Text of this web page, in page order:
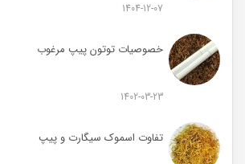
1404-12-07
خصوصیات توتون پیپ مرغوب
1402-03-23
تفاوت اسموک سیگارت و پیپ